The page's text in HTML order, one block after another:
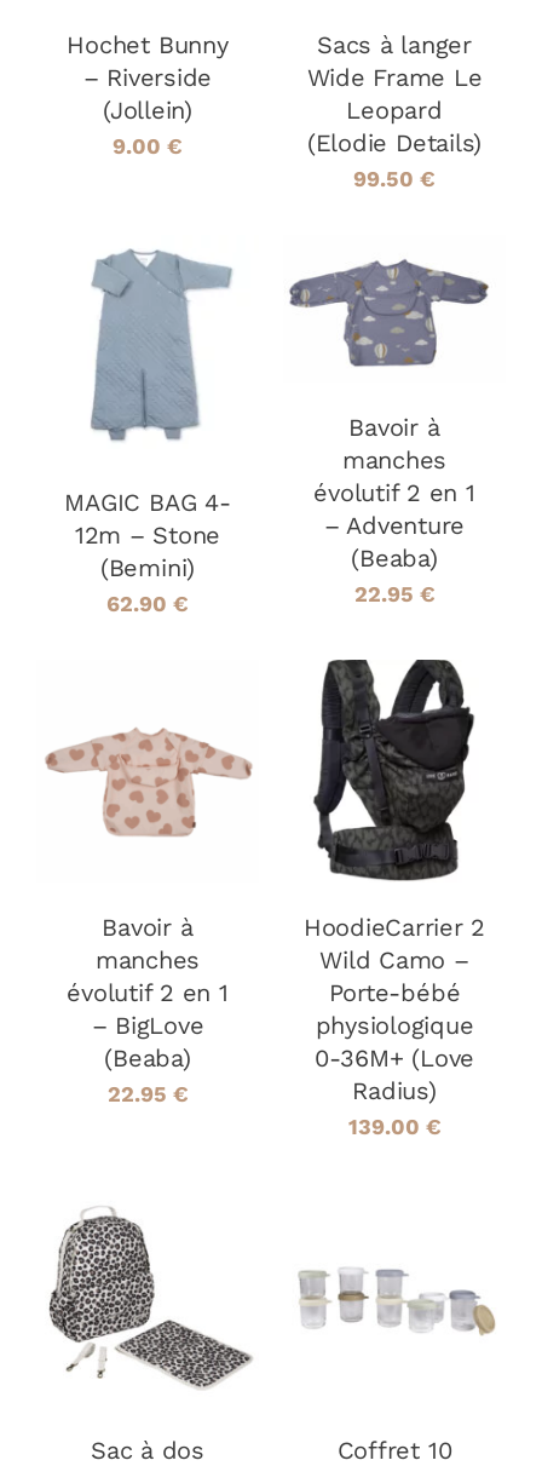
Hochet Bunny
– Riverside
(Jollein)
9.00 €
Sacs à langer
Wide Frame Le
Leopard
(Elodie Details)
99.50 €
AJOUTER AU
PANIER
DÉTAILS
MAGIC BAG 4-
12m – Stone
(Bemini)
62.90 €
AJOUTER AU
PANIER
/
DÉTAILS
Bavoir à
manches
évolutif 2 en 1
– Adventure
(Beaba)
22.95 €
AJOUTER AU
PANIER
/
DÉTAILS
Bavoir à
manches
évolutif 2 en 1
– BigLove
(Beaba)
22.95 €
AJOUTER AU
PANIER
/
DÉTAILS
HoodieCarrier 2
Wild Camo –
Porte-bébé
physiologique
0-36M+ (Love
Radius)
139.00 €
AJOUTER AU
PANIER
DÉTAILS
Sac à dos
AJOUTER AU
PANIER
/
DÉTAILS
Coffret 10